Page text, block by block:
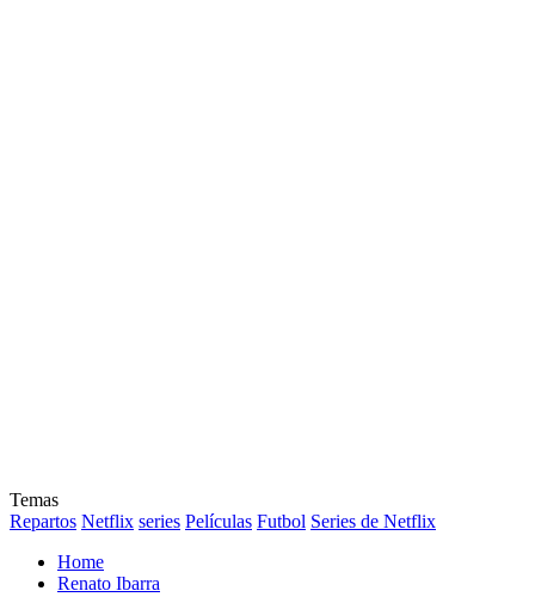
Temas
Repartos Netflix series Películas Futbol Series de Netflix
Home
Renato Ibarra